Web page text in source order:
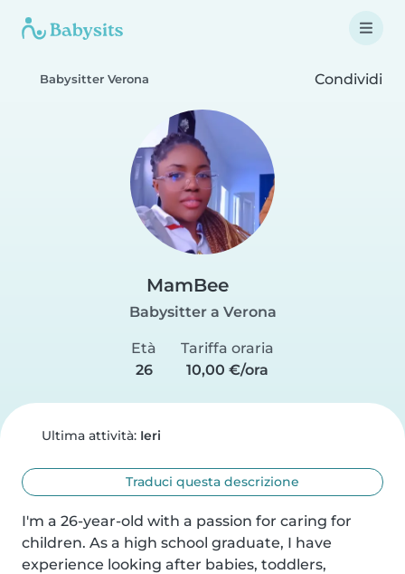
Babysitter Verona Condividi
MamBee
Babysitter a Verona
Età
26
Tariffa oraria
10,00 €/ora
Ultima attività: Ieri
Traduci questa descrizione
I'm a 26-year-old with a passion for caring for
children. As a high school graduate, I have
experience looking after babies, toddlers,